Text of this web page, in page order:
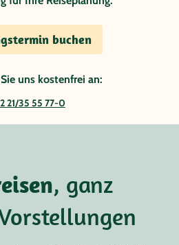
buchen
uns kostenfrei an:
21/35 55 77-0
, ganz